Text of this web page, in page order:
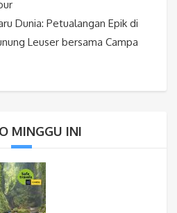
Dunia: Petualangan Epik di
Leuser bersama Campa
MINGGU INI